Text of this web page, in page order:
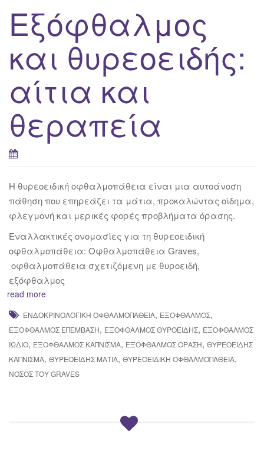
n
Εξόφθαλμος
και θυρεοειδής:
αίτια και
θεραπεία
Η θυρεοειδική οφθαλμοπάθεια είναι μια αυτοάνοση
πάθηση που επηρεάζει τα μάτια, προκαλώντας οίδημα,
φλεγμονή και μερικές φορές προβλήματα όρασης.
Εναλλακτικές ονομασίες για τη θυρεοειδική
οφθαλμοπάθεια: Οφθαλμοπάθεια Graves,
οφθαλμοπάθεια σχετιζόμενη με θυροειδή,
εξόφθαλμος
read more
ΕΝΔΟΚΡΙΝΟΛΟΓΙΚΉ ΟΦΘΑΛΜΟΠΆΘΕΙΑ, ΕΞΌΦΘΑΛΜΟΣ,
ΕΞΌΦΘΑΛΜΟΣ ΕΠΈΜΒΑΣΗ, ΕΞΌΦΘΑΛΜΟΣ ΘΥΡΟΕΙΔΉΣ, ΕΞΌΦΘΑΛΜΟΣ
ΙΏΔΙΟ, ΕΞΌΦΘΑΛΜΟΣ ΚΑΠΝΙΣΜΑ, ΕΞΌΦΘΑΛΜΟΣ ΌΡΑΣΗ, ΘΥΡΕΟΕΙΔΉΣ
ΚΑΠΝΙΣΜΑ, ΘΥΡΕΟΕΙΔΉΣ ΜΆΤΙΑ, ΘΥΡΕΟΕΙΔΙΚΉ ΟΦΘΑΛΜΟΠΆΘΕΙΑ,
ΝΌΣΟΣ ΤΟΥ GRAVES